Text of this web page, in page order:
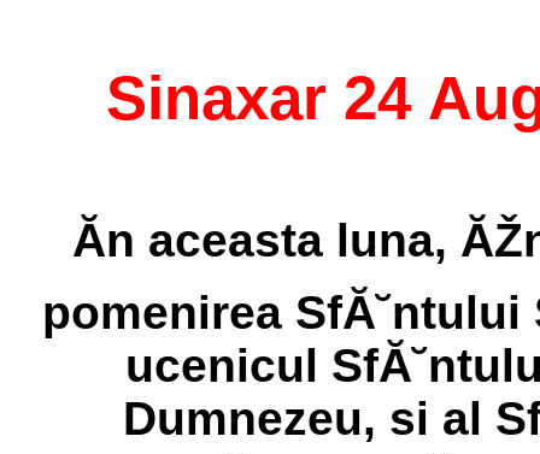
Sinaxar 24
Ăn aceasta luna,
pomenirea
ucenicul
Dumnezeu, si al